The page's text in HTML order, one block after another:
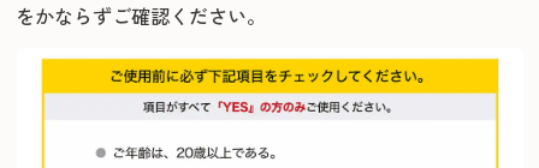
をかならずご確認ください。